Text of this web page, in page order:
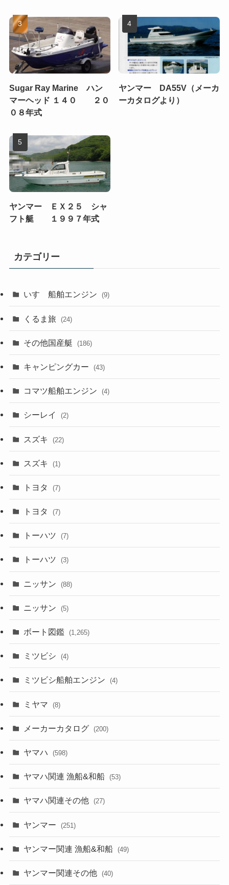
Sugar Ray Marine ハン
マーヘッド １４０ ２０
０８年式
ヤンマー DA55V（メーカ
ーカタログより）
ヤンマー ＥＸ２５ シャ
フト艇 １９９７年式
カテゴリー
いすゞ船舶エンジン (9)
くるま旅 (24)
その他国産艇 (186)
キャンピングカー (43)
コマツ船舶エンジン (4)
シーレイ (2)
スズキ (22)
スズキ (1)
トヨタ (7)
トヨタ (7)
トーハツ (7)
トーハツ (3)
ニッサン (88)
ニッサン (5)
ボート図鑑 (1,265)
ミツビシ (4)
ミツビシ船舶エンジン (4)
ミヤマ (8)
メーカーカタログ (200)
ヤマハ (598)
ヤマハ関連 漁船&和船 (53)
ヤマハ関連その他 (27)
ヤンマー (251)
ヤンマー関連 漁船&和船 (49)
ヤンマー関連その他 (40)